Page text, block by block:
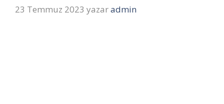
23 Temmuz 2023 yazaradmin